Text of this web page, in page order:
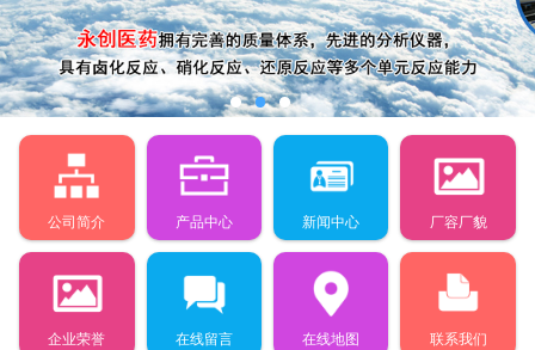
公司简介 产品中心 新闻中心 厂容厂貌
企业荣誉 在线留言 在线地图 联系我们